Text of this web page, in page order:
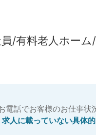
/有料老人ホーム
電話でお客様のお仕事状
求人に載っていない具体